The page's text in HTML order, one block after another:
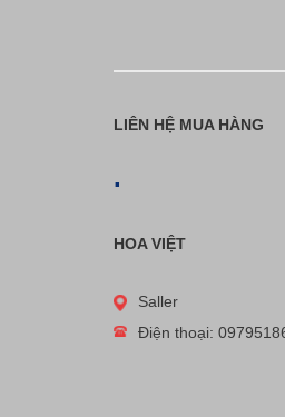
LIÊN HỆ MUA HÀNG
.
HOA VIỆT
Saller
Điện thoại: